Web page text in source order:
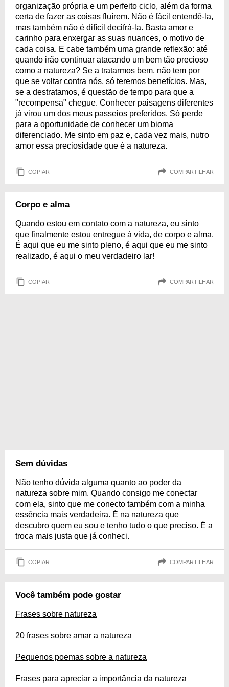
organização própria e um perfeito ciclo, além da forma
certa de fazer as coisas fluírem. Não é fácil entendê-la,
mas também não é difícil decifrá-la. Basta amor e
carinho para enxergar as suas nuances, o motivo de
cada coisa. E cabe também uma grande reflexão: até
quando irão continuar atacando um bem tão precioso
como a natureza? Se a tratarmos bem, não tem por
que se voltar contra nós, só teremos benefícios. Mas,
se a destratamos, é questão de tempo para que a
"recompensa" chegue. Conhecer paisagens diferentes
já virou um dos meus passeios preferidos. Só perde
para a oportunidade de conhecer um bioma
diferenciado. Me sinto em paz e, cada vez mais, nutro
amor essa preciosidade que é a natureza.
COPIAR COMPARTILHAR
Corpo e alma
Quando estou em contato com a natureza, eu sinto
que finalmente estou entregue à vida, de corpo e alma.
É aqui que eu me sinto pleno, é aqui que eu me sinto
realizado, é aqui o meu verdadeiro lar!
COPIAR COMPARTILHAR
Sem dúvidas
Não tenho dúvida alguma quanto ao poder da
natureza sobre mim. Quando consigo me conectar
com ela, sinto que me conecto também com a minha
essência mais verdadeira. É na natureza que
descubro quem eu sou e tenho tudo o que preciso. É a
troca mais justa que já conheci.
COPIAR COMPARTILHAR
Você também pode gostar
Frases sobre natureza
20 frases sobre amar a natureza
Pequenos poemas sobre a natureza
Frases para apreciar a importância da natureza